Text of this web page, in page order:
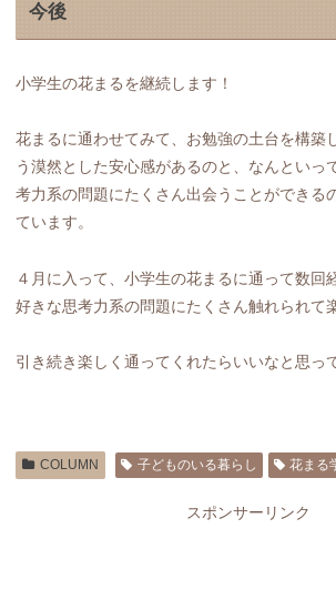
今後
小学生の花まるを継続します！
花まるに通わせてみて、お勉強の土台を構築
う漠然とした安心感があるのと、なんといっ
考力系の問題にたくさん出会うことができる
ています。
４月に入って、小学生の花まるに通って数回
好きな思考力系の問題にたくさん触れられて
引き続き楽しく通ってくれたらいいなと思っ
COLUMN 子どものいる暮らし 花まる
スポンサーリンク